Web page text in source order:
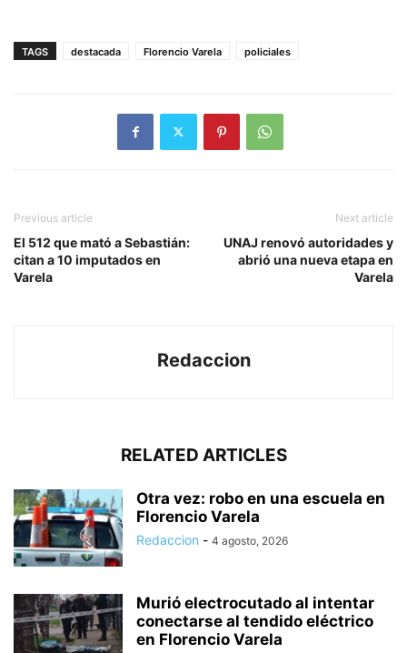
TAGS destacada Florencio Varela policiales
Previous article
El 512 que mató a Sebastián:
citan a 10 imputados en
Varela
Next article
UNAJ renovó autoridades y
abrió una nueva etapa en
Varela
Redaccion
RELATED ARTICLES
Otra vez: robo en una escuela en
Florencio Varela
Redaccion - 4 agosto, 2026
Murió electrocutado al intentar
conectarse al tendido eléctrico
en Florencio Varela